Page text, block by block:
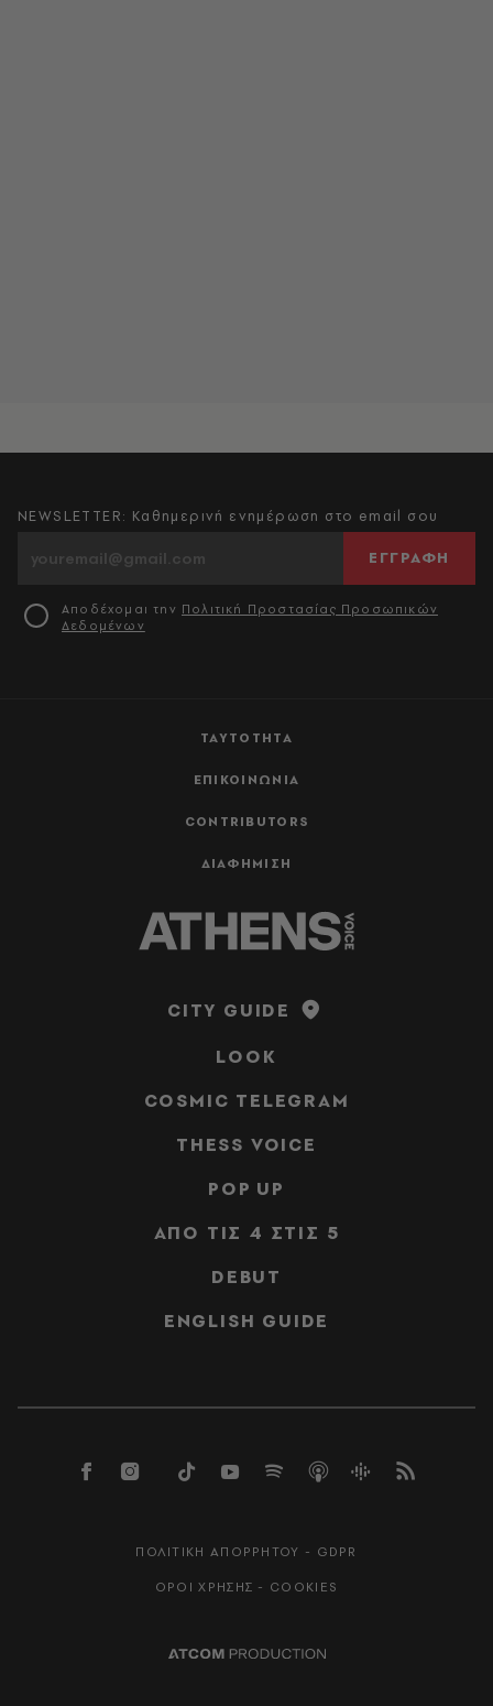
ΤΑΥΤΟΤΗΤΑ
ΕΠΙΚΟΙΝΩΝΙΑ
CONTRIBUTORS
ΔΙΑΦΗΜΙΣΗ
NEWSLETTER: Καθημερινή ενημέρωση στο email σου
ΕΓΓΡΑΦΗ
Αποδέχομαι την Πολιτική Προστασίας Προσωπικών
Δεδομένων
CITY GUIDE
LOOK
COSMIC TELEGRAM
THESS VOICE
POP UP
ΑΠΟ ΤΙΣ 4 ΣΤΙΣ 5
DEBUT
ENGLISH GUIDE
ΠΟΛΙΤΙΚΗ ΑΠΟΡΡΗΤΟΥ - GDPR
ΟΡΟΙ ΧΡΗΣΗΣ - COOKIES